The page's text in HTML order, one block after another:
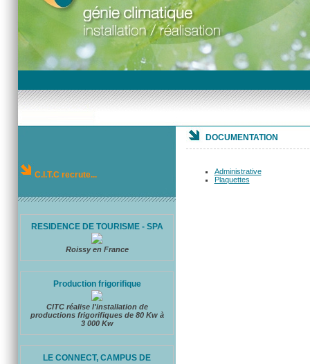
C.I.T.C recrute...
RESIDENCE DE TOURISME - SPA
Roissy en France
Production frigorifique
CITC réalise l'installation de
productions frigorifiques de 80 Kw à
3 000 Kw
LE CONNECT, CAMPUS DE
DOCUMENTATION
Administrative
Plaquettes